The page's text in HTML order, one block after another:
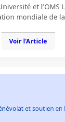
et l’OMS
mondiale de
Voir l'Article
et soutien en